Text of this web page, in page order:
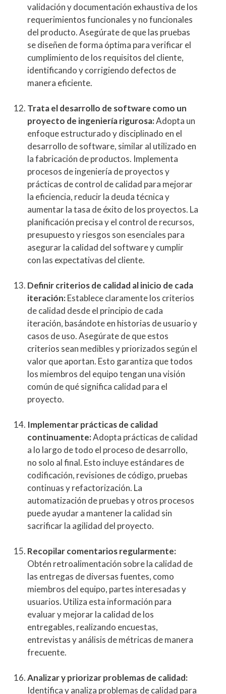
validación y documentación exhaustiva de los
requerimientos funcionales y no funcionales
del producto. Asegúrate de que las pruebas
se diseñen de forma óptima para verificar el
cumplimiento de los requisitos del cliente,
identificando y corrigiendo defectos de
manera eficiente.
Trata el desarrollo de software como un
proyecto de ingeniería rigurosa:Adopta un
enfoque estructurado y disciplinado en el
desarrollo de software, similar al utilizado en
la fabricación de productos. Implementa
procesos de ingeniería de proyectos y
prácticas de control de calidad para mejorar
la eficiencia, reducir la deuda técnica y
aumentar la tasa de éxito de los proyectos. La
planificación precisa y el control de recursos,
presupuesto y riesgos son esenciales para
asegurar la calidad del software y cumplir
con las expectativas del cliente.
Definir criterios de calidad al inicio de cada
iteración:Establece claramente los criterios
de calidad desde el principio de cada
iteración, basándote en historias de usuario y
casos de uso. Asegúrate de que estos
criterios sean medibles y priorizados según el
valor que aportan. Esto garantiza que todos
los miembros del equipo tengan una visión
común de qué significa calidad para el
proyecto.
Implementar prácticas de calidad
continuamente:Adopta prácticas de calidad
a lo largo de todo el proceso de desarrollo,
no solo al final. Esto incluye estándares de
codificación, revisiones de código, pruebas
continuas y refactorización. La
automatización de pruebas y otros procesos
puede ayudar a mantener la calidad sin
sacrificar la agilidad del proyecto.
Recopilar comentarios regularmente:
Obtén retroalimentación sobre la calidad de
las entregas de diversas fuentes, como
miembros del equipo, partes interesadas y
usuarios. Utiliza esta información para
evaluar y mejorar la calidad de los
entregables, realizando encuestas,
entrevistas y análisis de métricas de manera
frecuente.
Analizar y priorizar problemas de calidad:
Identifica y analiza problemas de calidad para